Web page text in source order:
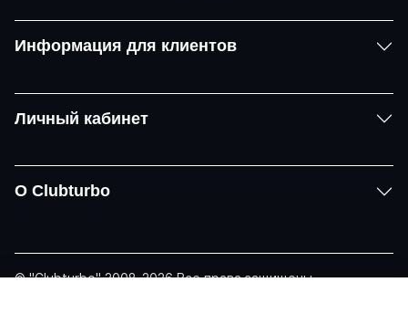
Информация для клиентов
Личный кабинет
О Clubturbo
© "Clubturbo" 2008-2026 Все права защищены